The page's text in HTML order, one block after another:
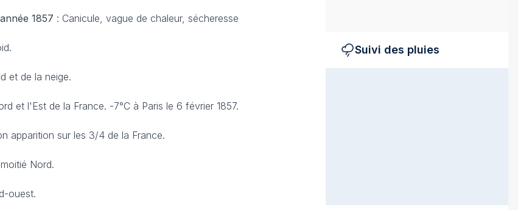
1857 : Canicule, vague de chaleur, sécheresse
et de la neige.
et l'Est de la France. -7°C à Paris le 6 février 1857.
apparition sur les 3/4 de la France.
Nord.
ouest.
Suivi des pluies